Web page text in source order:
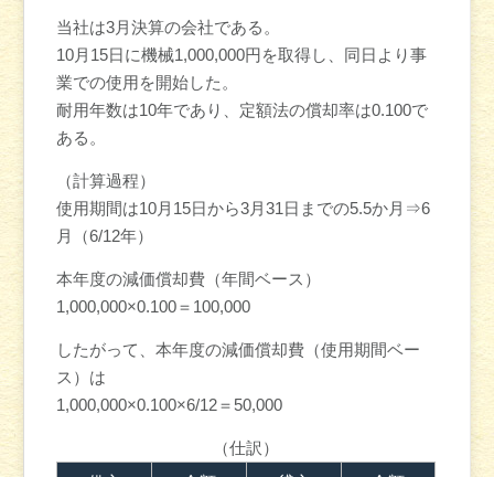
当社は3月決算の会社である。
10月15日に機械1,000,000円を取得し、同日より事
業での使用を開始した。
耐用年数は10年であり、定額法の償却率は0.100で
ある。
（計算過程）
使用期間は10月15日から3月31日までの5.5か月⇒6
月（6/12年）
本年度の減価償却費（年間ベース）
1,000,000×0.100＝100,000
したがって、本年度の減価償却費（使用期間ベー
ス）は
1,000,000×0.100×6/12＝50,000
（仕訳）